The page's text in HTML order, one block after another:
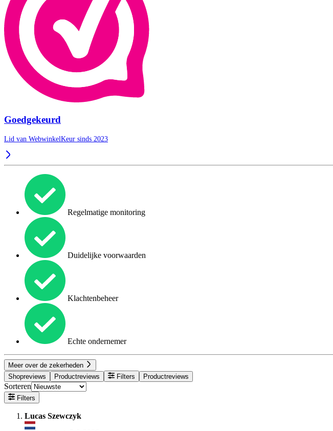
Goedgekeurd
Lid van WebwinkelKeur sinds 2023
Regelmatige monitoring
Duidelijke voorwaarden
Klachtenbeheer
Echte ondernemer
Meer over de zekerheden
Shopreviews
Productreviews Filters Productreviews
Sorteren
Filters
Lucas Szewczyk